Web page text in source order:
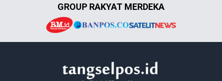
GROUP RAKYAT MERDEKA